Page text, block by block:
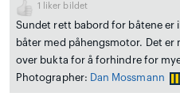
1 liker bildet
Sundet rett babord for båtene er
båter med påhengsmotor. Det er
over bukta for å forhindre for
Photographer: Dan Mossmann